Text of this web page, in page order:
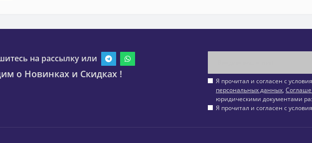
на рассылку или
о Новинках и Скидках !
Я прочитал и согласен с
персональных данных,
юридическими документами
Я прочитал и согласен с